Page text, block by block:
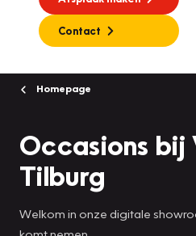
Contact
Homepage
Occasions bij
Tilburg
Welkom in onze digitale